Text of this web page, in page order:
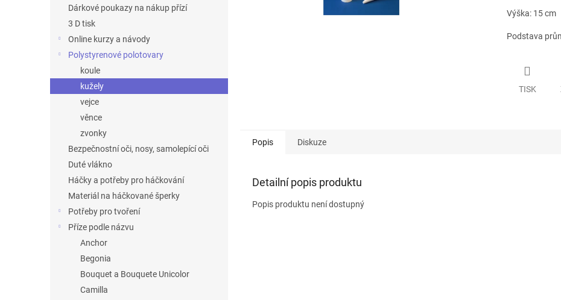
Dárkové poukazy na nákup přízí
3 D tisk
Online kurzy a návody
Polystyrenové polotovary
koule
kužely
vejce
věnce
zvonky
Bezpečnostní oči, nosy, samolepící oči
Duté vlákno
Háčky a potřeby pro háčkování
Materiál na háčkované šperky
Potřeby pro tvoření
Příze podle názvu
Anchor
Begonia
Bouquet a Bouquete Unicolor
Camilla
Výška: 15 cm
Podstava
TISK
Popis Diskuze
Detailní popis produktu
Popis produktu není dostupný